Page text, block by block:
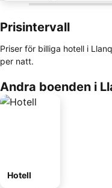
Prisintervall
Priser för billiga hotell i
per natt.
Andra boenden i
Hotell